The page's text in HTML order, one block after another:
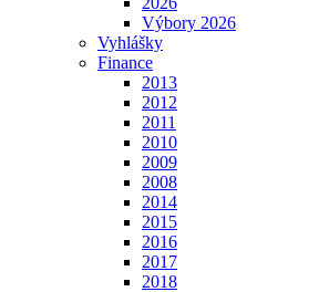
Výbory 2026
Vyhlášky
Finance
2013
2012
2011
2010
2009
2008
2014
2015
2016
2017
2018